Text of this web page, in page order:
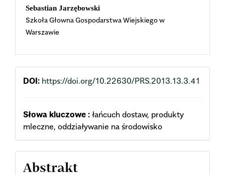
Article
Content
Sebastian Jarzębowski
Szkoła Głowna Gospodarstwa Wiejskiego w
Warszawie
DOI: https://doi.org/10.22630/PRS.2013.13.3.41
Słowa kluczowe : łańcuch dostaw, produkty
mleczne, oddziaływanie na środowisko
Abstrakt